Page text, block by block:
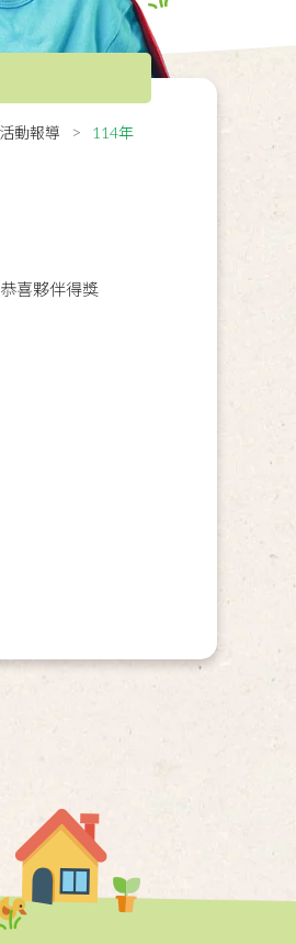
活動報導 114年
喜夥伴得獎